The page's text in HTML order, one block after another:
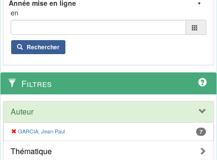
en
Rechercher
Filtres
Auteur
GARCIA, Jean-Paul 7
Thématique